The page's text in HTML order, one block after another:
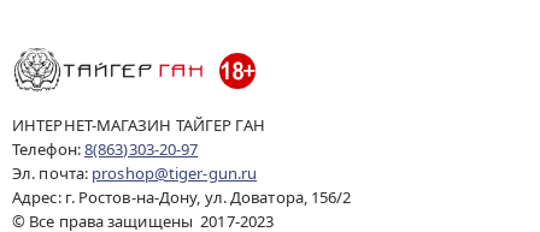
ИНТЕРНЕТ-МАГАЗИН ТАЙГЕР ГАН
Телефон:8(863)303-20-97
Эл. почта: proshop@tiger-gun.ru
Адрес: г. Ростов-на-Дону, ул. Доватора, 156/2
© Все права защищены 2017-2023